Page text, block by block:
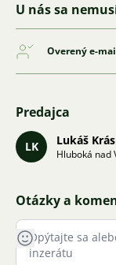
U nás sa
Overený e-
Predajca
LK Lukáš
Hluboká nad
Otázky a